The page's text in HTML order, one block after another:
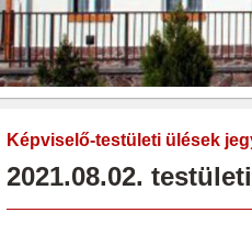
Képviselő-testületi ülések
2021.08.02.